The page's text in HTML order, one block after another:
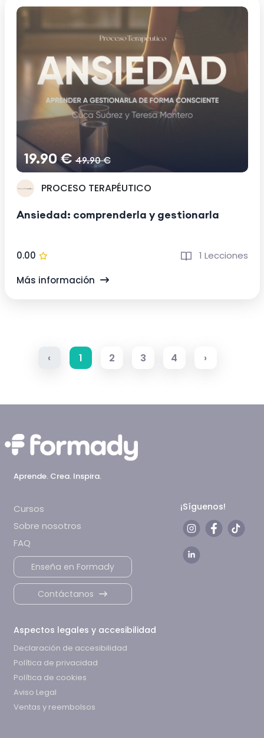
19.90 €49.90 €
PROCESO TERAPÉUTICO
Ansiedad: comprenderla y gestionarla
0.00
1 Lecciones
Más información
‹ 1 2 3 4 ›
Aprende. Crea. Inspira.
Cursos
Sobre nosotros
FAQ
Enseña en Formady
Contáctanos
¡Síguenos!
Aspectos legales y accesibilidad
Declaración de accesibilidad
Política de privacidad
Política de cookies
Aviso Legal
Ventas y reembolsos